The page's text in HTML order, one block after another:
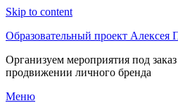
Skip to content
Образовательный проект Алексея
Организуем мероприятия под
продвижении личного бренда
Меню